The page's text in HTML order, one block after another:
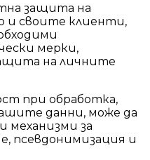
защита на
и своите клиенти,
мерки,
на личните
при обработка,
данни, може да
механизми за
псевдонимизация и